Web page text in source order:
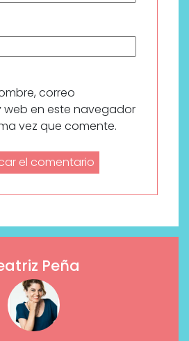
correo
web en este navegador
vez que comente.
Peña